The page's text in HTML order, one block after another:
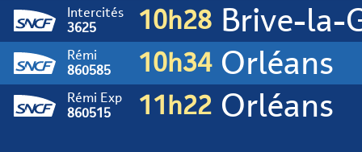
Intercités
3625
10h28 Brive-la-
Rémi
860585
10h34 Orléans
Rémi Exp
860515
11h22 Orléans